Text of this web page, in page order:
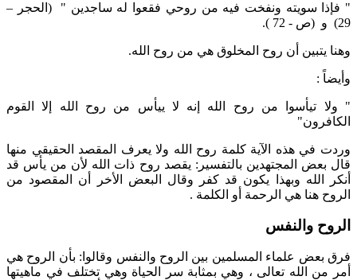
" فإذا سويته ونفخت فيه من روحي فقعوا له ساجدين " (الحجر –
29) و (ص - 72 ).
وهنا يتبين أن روح المخلوق هي من روح الله.
وأيضاً :
" ولا تيأسوا من روح الله إنه لا ييأس من روح الله إلا القوم
الكافرون"
وردت في هذه الآية كلمة روح الله ولا يعرف المقصد الحقيقي منها
قال بعض المجتهدين بالتفسير: يقصد روح ذات الله لأن من يأس قد
أنكر الله وبهذا يكون قد كفر وقال البعض الأخر أن المقصود من
الروح هنا هي الرحمة أو الكلمة .
الروح والنفس
فرق بعض علماء المسلمين بين الروح والنفس وقالوا: بأن الروح هي
أمر من الله تعالى ، وهي بمثابة سر الحياة وهي تختلف في ماهيتها